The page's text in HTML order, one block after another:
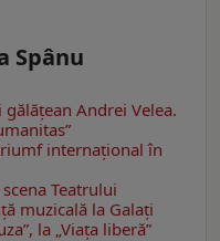
Spânu
gălăţean Andrei Velea.
internațional în
Teatrului
muzicală la Galaţi
la „Viaţa liberă”